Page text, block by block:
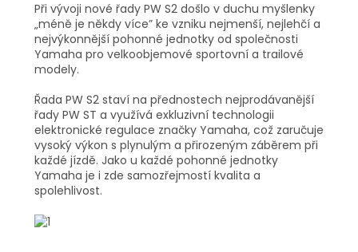
Při vývoji nové řady PW S2 došlo v duchu myšlenky
„méně je někdy více” ke vzniku nejmenší, nejlehčí a
nejvýkonnější pohonné jednotky od společnosti
Yamaha pro velkoobjemové sportovní a trailové
modely.
Řada PW S2 staví na přednostech nejprodávanější
řady PW ST a využívá exkluzivní technologii
elektronické regulace značky Yamaha, což zaručuje
vysoký výkon s plynulým a přirozeným záběrem při
každé jízdě. Jako u každé pohonné jednotky
Yamaha je i zde samozřejmostí kvalita a
spolehlivost.